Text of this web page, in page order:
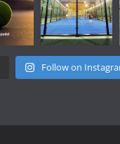
Follow on